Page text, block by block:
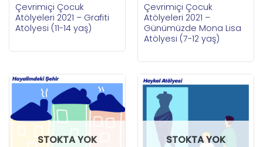
Çevrimiçi Çocuk
Atölyeleri 2021 – Grafiti
Atölyesi (11-14 yaş)
Çevrimiçi Çocuk
Atölyeleri 2021 –
Günümüzde Mona Lisa
Atölyesi (7-12 yaş)
STOKTA YOK STOKTA YOK